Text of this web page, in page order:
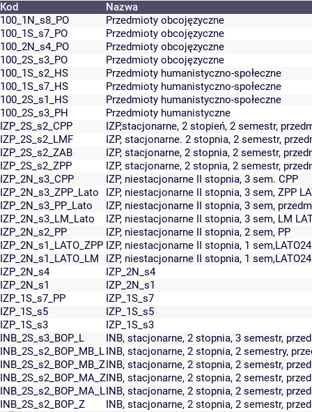
Kod
Nazwa
100_1N_s8_PO
Przedmioty obcojęzyczne
100_1S_s7_PO
Przedmioty obcojęzyczne
100_2N_s4_PO
Przedmioty obcojęzyczne
100_2S_s3_PO
Przedmioty obcojęzyczne
100_1S_s2_HS
Przedmioty humanistyczno-społeczne
100_1S_s7_HS
Przedmioty humanistyczno-społeczne
100_2S_s1_HS
Przedmioty humanistyczno-społeczne
100_2S_s3_PH
Przedmioty humanistyczne
IZP_2S_s2_CPP
IZP,stacjonarne, 2 stopień, 2 semestr,
IZP_2S_s2_LMF
IZP, stacjonarne. 2 stopnia, 2 semestr,
IZP_2S_s2_ZAB
IZP, stacjonarne, 2 stopnia, 2 semestr,
IZP_2S_s2_ZPP
IZP, stacjonarne, 2 stopnia, 2 semestr,
IZP_2N_s3_CPP
IZP, niestacjonarne II stopnia, 3 sem. CPP
IZP_2N_s3_ZPP_Lato
IZP, niestacjonarne II stopnia, 3 sem, ZPP
IZP_2N_s3_PP_Lato
IZP, niestacjonarne II stopnia, 3 sem,
IZP_2N_s3_LM_Lato
IZP, niestacjonarne II stopnia, 3 sem, LM
IZP_2N_s2_PP
IZP, niestacjonarne II stopnia, 2 sem, PP
IZP_2N_s1_LATO_ZPP IZP, niestacjonarne II stopnia, 1
IZP_2N_s1_LATO_LM
IZP, niestacjonarne II stopnia, 1
IZP_2N_s4
IZP_2N_s4
IZP_2N_s1
IZP_2N_s1
IZP_1S_s7_PP
IZP_1S_s7
IZP_1S_s5
IZP_1S_s5
IZP_1S_s3
IZP_1S_s3
INB_2S_s3_BOP_L
INB, stacjonarne, 2 stopnia, 3 semestr,
INB_2S_s2_BOP_MB_LINB, stacjonarne, 2 stopnia, 2 semestry,
INB_2S_s2_BOP_MB_ZINB, stacjonarne, 2 stopnia, 2 semestr,
INB_2S_s2_BOP_MA_ZINB, stacjonarne, 2 stopnia, 2 semestr,
INB_2S_s2_BOP_MA_LINB, stacjonarne, 2 stopnia, 2 semestr,
INB_2S_s2_BOP_Z
INB, stacjonarne, 2 stopnia, 2 semestr,